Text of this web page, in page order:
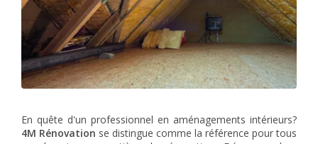
En quête d'un professionnel en aménagements intérieurs?
4M Rénovation se distingue comme la référence pour tous